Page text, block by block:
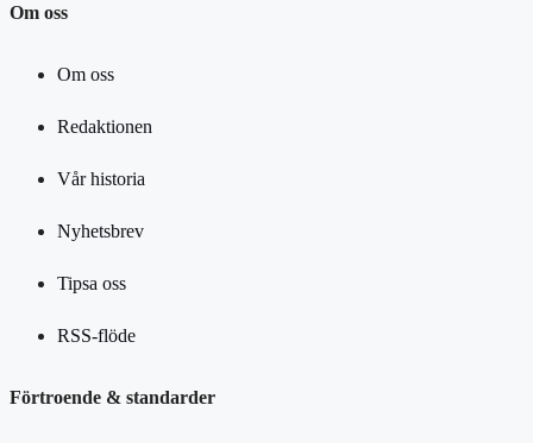
Om oss
Om oss
Redaktionen
Vår historia
Nyhetsbrev
Tipsa oss
RSS-flöde
Förtroende & standarder